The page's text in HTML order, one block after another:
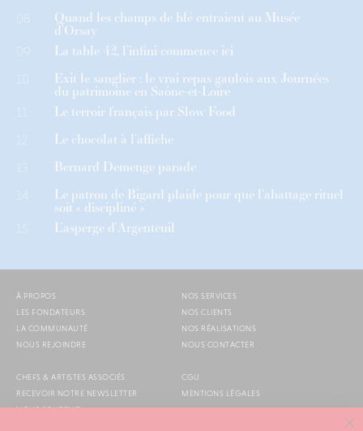
08 Quand les champs de blé entraient au Musée
d’Orsay
09 La table 42, l’infini commence ici
10 Exit le sanglier : le vrai repas gaulois aux Journées
du patrimoine en Saône-et-Loire
11 Le terroir français par Slow Food
12 Le chocolat à l’affiche
13 Bernard Demenge parade
14 Le patron de Bigard plaide pour que l’abattage rituel
soit « discipliné »
15 L’asperge d’Argenteuil
À PROPOS
LES FONDATEURS
LA COMMUNAUTÉ
NOUS REJOINDRE
NOS SERVICES
NOS CLIENTS
NOS RÉALISATIONS
NOUS CONTACTER
CHEFS & ARTISTES ASSOCIÉS
RECEVOIR NOTRE NEWSLETTER
NOUS SOUTENIR
CGU
MENTIONS LÉGALES